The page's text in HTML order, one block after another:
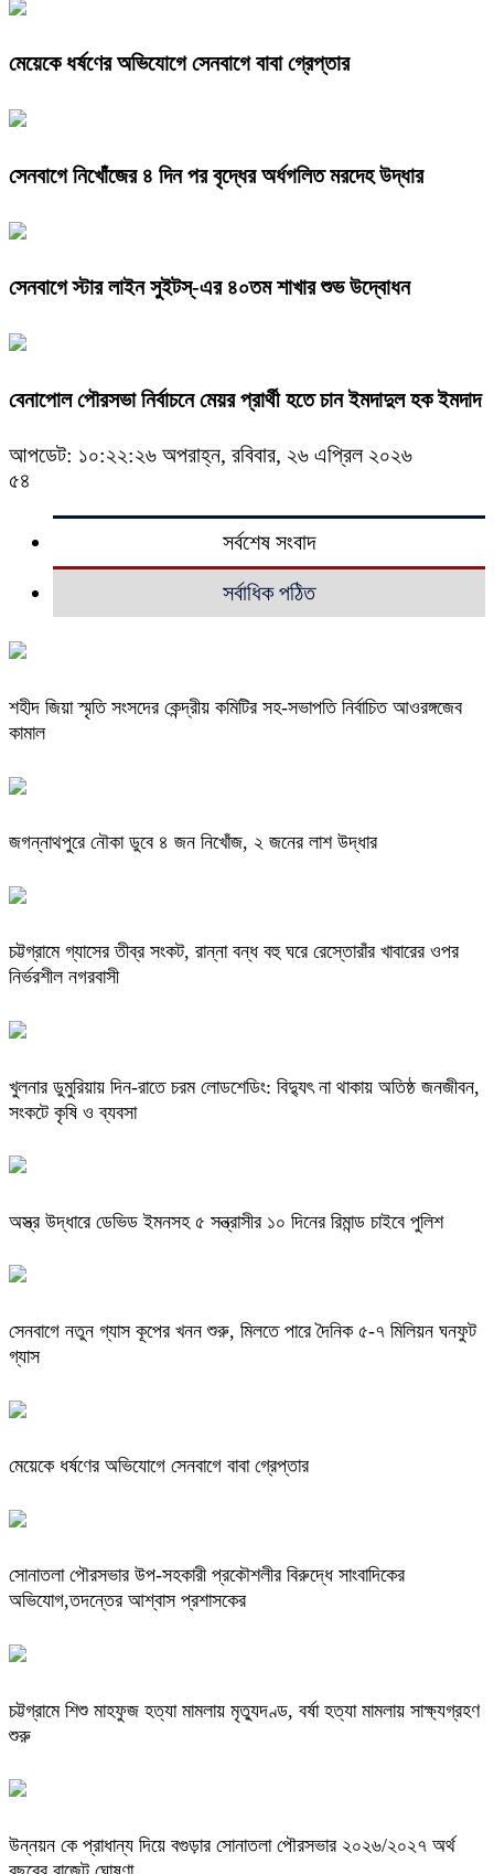
মেয়েকে ধর্ষণের অভিযোগে সেনবাগে বাবা গ্রেপ্তার
সেনবাগে নিখোঁজের ৪ দিন পর বৃদ্ধের অর্ধগলিত মরদেহ উদ্ধার
সেনবাগে স্টার লাইন সুইটস্-এর ৪০তম শাখার শুভ উদ্বোধন
বেনাপোল পৌরসভা নির্বাচনে মেয়র প্রার্থী হতে চান ইমদাদুল হক ইমদাদ
আপডেট: ১০:২২:২৬ অপরাহ্ন, রবিবার, ২৬ এপ্রিল ২০২৬
৫৪
সর্বশেষ সংবাদ
সর্বাধিক পঠিত
শহীদ জিয়া স্মৃতি সংসদের কেন্দ্রীয় কমিটির সহ-সভাপতি নির্বাচিত আওরঙ্গজেব
কামাল
জগন্নাথপুরে নৌকা ডুবে ৪ জন নিখোঁজ, ২ জনের লাশ উদ্ধার
চট্টগ্রামে গ্যাসের তীব্র সংকট, রান্না বন্ধ বহু ঘরে রেস্তোরাঁর খাবারের ওপর
নির্ভরশীল নগরবাসী
খুলনার ডুমুরিয়ায় দিন-রাতে চরম লোডশেডিং: বিদ্যুৎ না থাকায় অতিষ্ঠ জনজীবন,
সংকটে কৃষি ও ব্যবসা
অস্ত্র উদ্ধারে ডেভিড ইমনসহ ৫ সন্ত্রাসীর ১০ দিনের রিমান্ড চাইবে পুলিশ
সেনবাগে নতুন গ্যাস কূপের খনন শুরু, মিলতে পারে দৈনিক ৫-৭ মিলিয়ন ঘনফুট
গ্যাস
মেয়েকে ধর্ষণের অভিযোগে সেনবাগে বাবা গ্রেপ্তার
সোনাতলা পৌরসভার উপ-সহকারী প্রকৌশলীর বিরুদ্ধে সাংবাদিকের
অভিযোগ,তদন্তের আশ্বাস প্রশাসকের
চট্টগ্রামে শিশু মাহফুজ হত্যা মামলায় মৃত্যুদণ্ড, বর্ষা হত্যা মামলায় সাক্ষ্যগ্রহণ
শুরু
উন্নয়ন কে প্রাধান্য দিয়ে বগুড়ার সোনাতলা পৌরসভার ২০২৬/২০২৭ অর্থ